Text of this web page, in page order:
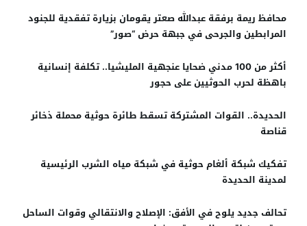
محافظ ريمة برفقة عبدالله صعتر يقومان بزيارة تفقدية للجنود
المرابطين والجرحى في جبهة حرض “صور”
أكثر من 100 مدني ضحايا عنجهية المليشيا.. تكلفة إنسانية
باهظة لحرب الحوثيين على حجور
الحديدة.. القوات المشتركة تسقط طائرة حوثية محملة ذخائر
قناصة
تفكيك شبكة ألغام حوثية في شبكة مياه الشرب الرئيسية
لمدينة الحديدة
تحالف جديد يلوح في الأفق: الإصلاح والانتقالي وقوات الساحل